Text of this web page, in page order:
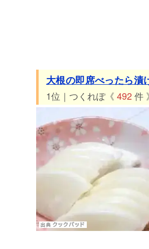
大根の即席べったら
1位｜つくれぽ《 492 件